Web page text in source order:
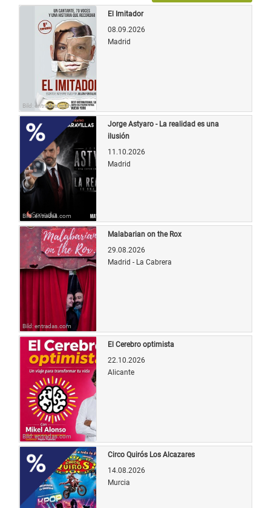
Bild: entradas.com
El Imitador
08.09.2026
Madrid
Bild: entradas.com
Jorge Astyaro - La realidad es una
ilusión
11.10.2026
Madrid
Bild: entradas.com
Malabarian on the Rox
29.08.2026
Madrid - La Cabrera
Bild: entradas.com
El Cerebro optimista
22.10.2026
Alicante
Circo Quirós Los Alcazares
14.08.2026
Murcia